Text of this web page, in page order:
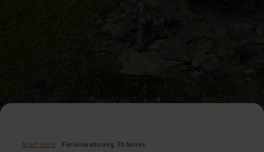
Startseite Ferienwohnung Thönnes